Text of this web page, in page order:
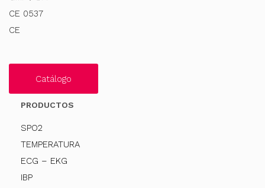
CE 0537
CE
Catálogo
PRODUCTOS
SPO2
TEMPERATURA
ECG – EKG
IBP